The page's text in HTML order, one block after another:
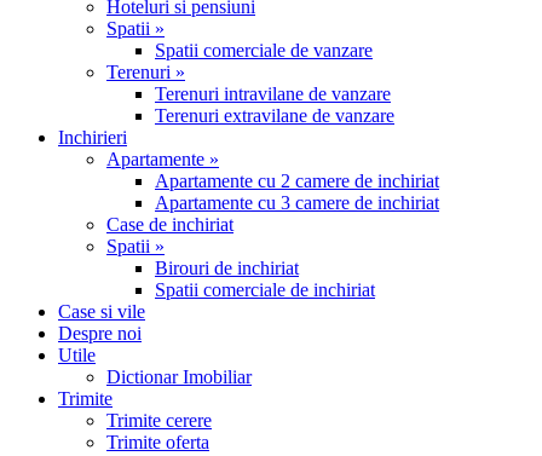
Hoteluri si pensiuni
Spatii »
Spatii comerciale de vanzare
Terenuri »
Terenuri intravilane de vanzare
Terenuri extravilane de vanzare
Inchirieri
Apartamente »
Apartamente cu 2 camere de inchiriat
Apartamente cu 3 camere de inchiriat
Case de inchiriat
Spatii »
Birouri de inchiriat
Spatii comerciale de inchiriat
Case si vile
Despre noi
Utile
Dictionar Imobiliar
Trimite
Trimite cerere
Trimite oferta